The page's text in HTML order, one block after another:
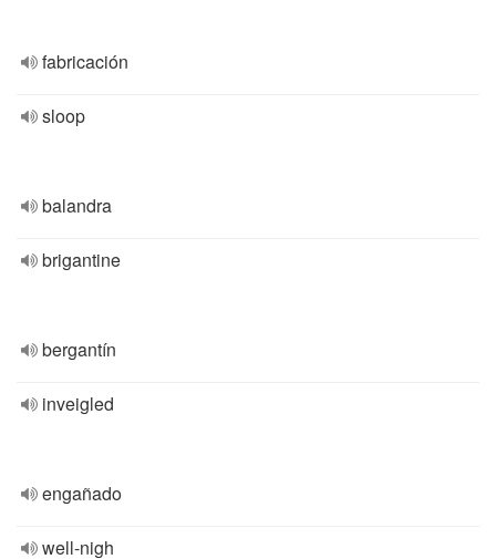
fabricación
sloop
balandra
brigantine
bergantín
inveigled
engañado
well-nigh